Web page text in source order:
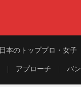
日本のトッププロ・女子
アプローチ バ